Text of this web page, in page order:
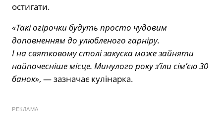
остигати.
«Такі огірочки будуть просто чудовим
доповненням до улюбленого гарніру.
І на святковому столі закуска може зайняти
найпочесніше місце. Минулого року з’їли сім’єю 30
банок», — зазначає кулінарка.
РЕКЛАМА